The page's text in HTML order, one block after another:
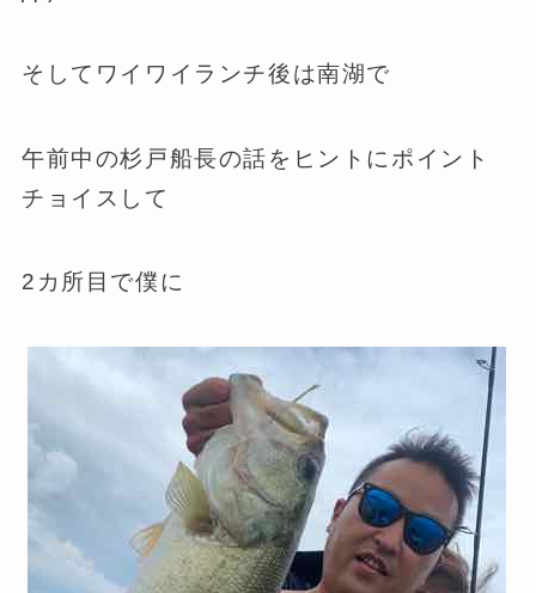
そしてワイワイランチ後は南湖で
午前中の杉戸船長の話をヒントにポイント
チョイスして
2カ所目で僕に